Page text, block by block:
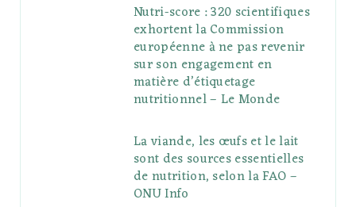
Nutri-score : 320 scientifiques
exhortent la Commission
européenne à ne pas revenir
sur son engagement en
matière d’étiquetage
nutritionnel – Le Monde
La viande, les œufs et le lait
sont des sources essentielles
de nutrition, selon la FAO –
ONU Info